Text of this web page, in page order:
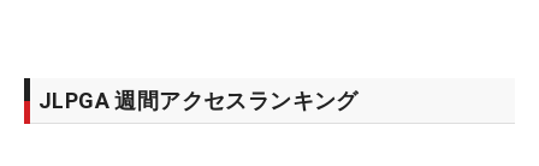
JLPGA 週間アクセスランキング